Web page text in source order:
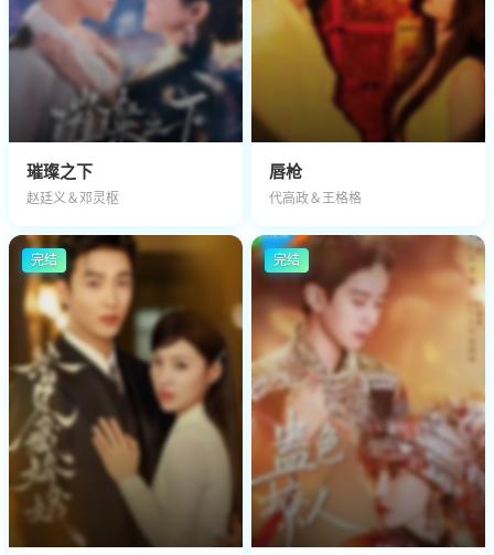
璀璨之下
赵廷义＆邓灵枢
唇枪
代高政＆王格格
完结 完结